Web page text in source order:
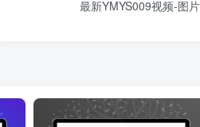
最新YMYS009视频-图